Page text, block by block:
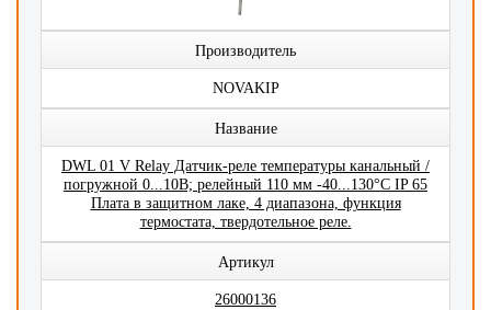
Производитель
NOVAKIP
Название
DWL 01 V Relay Датчик-реле температуры канальный /
погружной 0...10В; релейный 110 мм -40...130°C IP 65
Плата в защитном лаке, 4 диапазона, функция
термостата, твердотельное реле.
Артикул
26000136